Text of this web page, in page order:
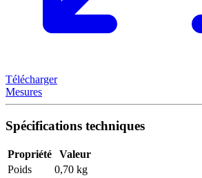
Télécharger
Mesures
Spécifications techniques
Propriété
Valeur
Poids
0,70 kg